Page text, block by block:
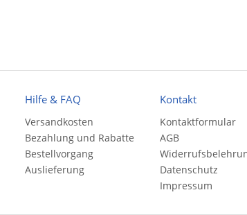
Hilfe & FAQ
Versandkosten
Bezahlung und Rabatte
Bestellvorgang
Auslieferung
Kontakt
Kontaktformular
AGB
Datenschutz
Impressum